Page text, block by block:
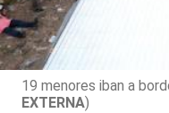
19 menores iban a
EXTERNA)